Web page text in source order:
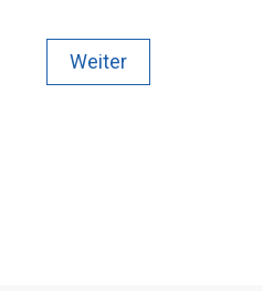
Weiter